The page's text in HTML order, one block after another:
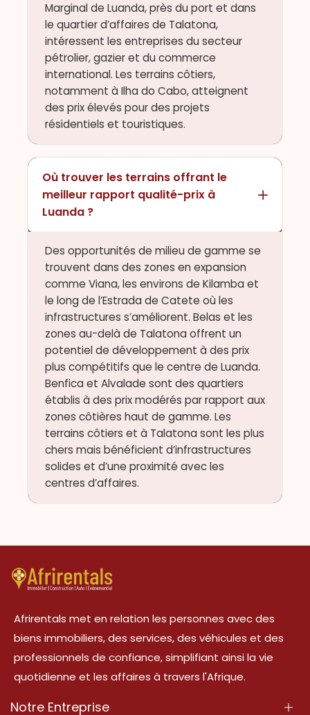
Marginal de Luanda, près du port et dans
le quartier d’affaires de Talatona,
intéressent les entreprises du secteur
pétrolier, gazier et du commerce
international. Les terrains côtiers,
notamment à Ilha do Cabo, atteignent
des prix élevés pour des projets
résidentiels et touristiques.
Où trouver les terrains offrant le
meilleur rapport qualité-prix à
Luanda ?
Des opportunités de milieu de gamme se
trouvent dans des zones en expansion
comme Viana, les environs de Kilamba et
le long de l’Estrada de Catete où les
infrastructures s’améliorent. Belas et les
zones au-delà de Talatona offrent un
potentiel de développement à des prix
plus compétitifs que le centre de Luanda.
Benfica et Alvalade sont des quartiers
établis à des prix modérés par rapport aux
zones côtières haut de gamme. Les
terrains côtiers et à Talatona sont les plus
chers mais bénéficient d’infrastructures
solides et d’une proximité avec les
centres d’affaires.
Afrirentals met en relation les personnes avec des
biens immobiliers, des services, des véhicules et des
professionnels de confiance, simplifiant ainsi la vie
quotidienne et les affaires à travers l'Afrique.
Notre Entreprise